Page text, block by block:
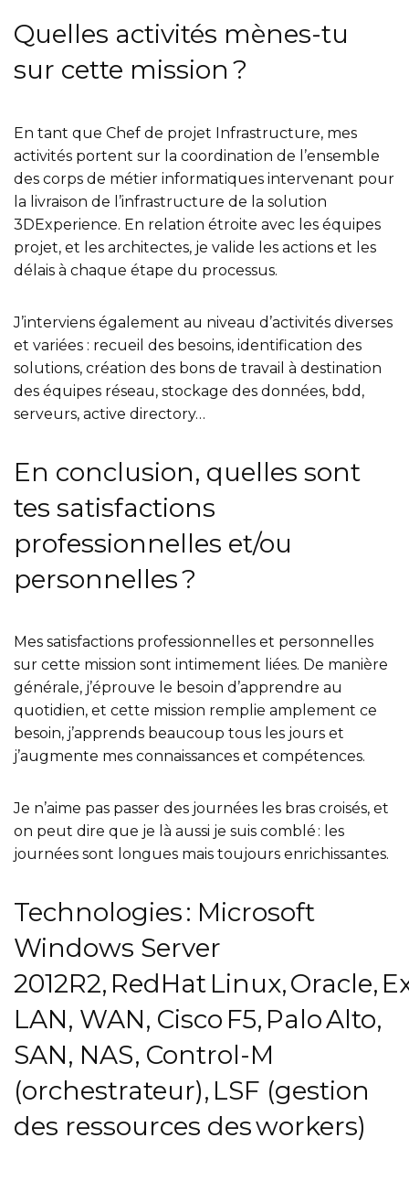
Quelles activités mènes-tu
sur cette mission ?
En tant que Chef de projet Infrastructure, mes
activités portent sur la coordination de l’ensemble
des corps de métier informatiques intervenant pour
la livraison de l’infrastructure de la solution
3DExperience. En relation étroite avec les équipes
projet, et les architectes, je valide les actions et les
délais à chaque étape du processus.
J’interviens également au niveau d’activités diverses
et variées : recueil des besoins, identification des
solutions, création des bons de travail à destination
des équipes réseau, stockage des données, bdd,
serveurs, active directory…
En conclusion, quelles sont
tes satisfactions
professionnelles et/ou
personnelles ?
Mes satisfactions professionnelles et personnelles
sur cette mission sont intimement liées. De manière
générale, j’éprouve le besoin d’apprendre au
quotidien, et cette mission remplie amplement ce
besoin, j’apprends beaucoup tous les jours et
j’augmente mes connaissances et compétences.
Je n’aime pas passer des journées les bras croisés, et
on peut dire que je là aussi je suis comblé : les
journées sont longues mais toujours enrichissantes.
Technologies : Microsoft
Windows Server
2012R2, RedHat Linux, Oracle,
LAN, WAN, Cisco F5, Palo Alto,
SAN, NAS, Control-M
(orchestrateur), LSF (gestion
des ressources des workers)